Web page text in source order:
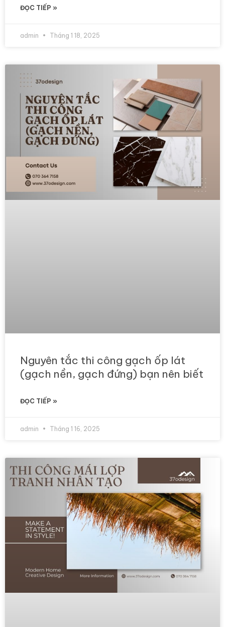
ĐỌC TIẾP »
admin Tháng 1 18, 2025
Nguyên tắc thi công gạch ốp lát
(gạch nền, gạch đứng) bạn nên biết
ĐỌC TIẾP »
admin Tháng 1 16, 2025